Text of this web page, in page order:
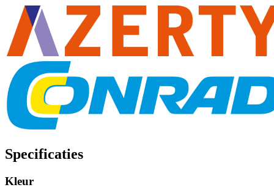
Specificaties
Kleur